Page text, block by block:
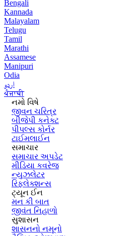
Bengali
Kannada
Malayalam
Telugu
Tamil
Marathi
Assamese
Manipuri
Odia
اردو
ਪੰਜਾਬੀ
નમો વિષે
જીવન ચરિત્ર
બીજેપી કનેક્ટ
પીપલ્સ કોર્નર
ટાઈમલાઈન
સમાચાર
સમાચાર અપડેટ
મીડિયા કવરેજ
ન્યુઝલેટર
રિફ્લેક્શન્સ
ટ્યૂન ઈન
મન કી બાત
જીવંત નિહાળો
સુશાસન
શાસનનો નમૂનો